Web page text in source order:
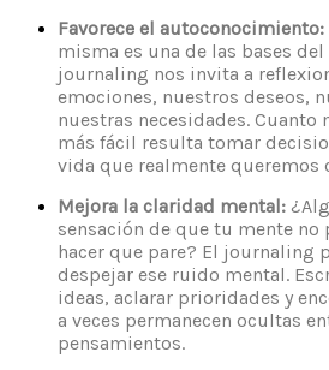
Favorece el autoconocimiento:
misma es una de las bases del
journaling nos invita a
emociones, nuestros deseos,
nuestras necesidades. Cuanto
más fácil resulta tomar
vida que realmente queremos
Mejora la claridad mental:
sensación de que tu mente no
hacer que pare? El journaling
despejar ese ruido mental.
ideas, aclarar prioridades y
a veces permanecen ocultas
pensamientos.